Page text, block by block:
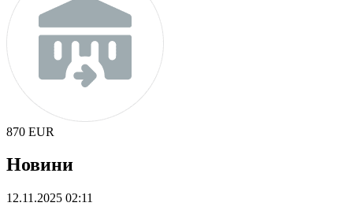
870 EUR
Новини
12.11.2025 02:11